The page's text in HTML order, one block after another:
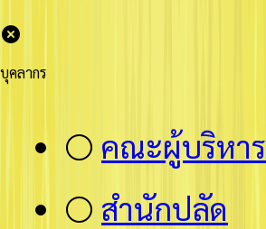
บุคลากร
⚪ คณะผู้บริหาร
⚪ สำนักปลัด